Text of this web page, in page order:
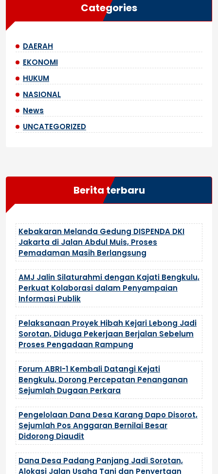
Categories
DAERAH
EKONOMI
HUKUM
NASIONAL
News
UNCATEGORIZED
Berita terbaru
Kebakaran Melanda Gedung DISPENDA DKI
Jakarta di Jalan Abdul Muis, Proses
Pemadaman Masih Berlangsung
AMJ Jalin Silaturahmi dengan Kajati Bengkulu,
Perkuat Kolaborasi dalam Penyampaian
Informasi Publik
Pelaksanaan Proyek Hibah Kejari Lebong Jadi
Sorotan, Diduga Pekerjaan Berjalan Sebelum
Proses Pengadaan Rampung
Forum ABRI-1 Kembali Datangi Kejati
Bengkulu, Dorong Percepatan Penanganan
Sejumlah Dugaan Perkara
Pengelolaan Dana Desa Karang Dapo Disorot,
Sejumlah Pos Anggaran Bernilai Besar
Didorong Diaudit
Dana Desa Padang Panjang Jadi Sorotan,
Alokasi Jalan Usaha Tani dan Penyertaan